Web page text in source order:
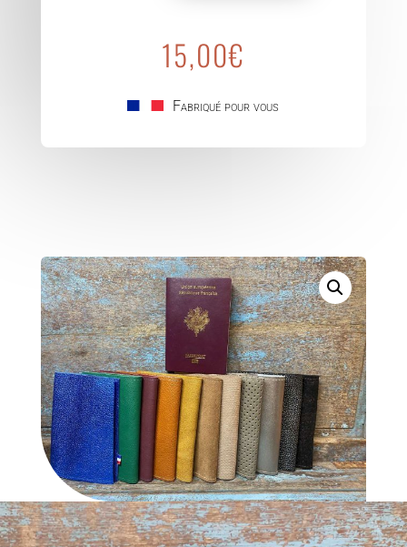
15,00€
Fabriqué pour vous